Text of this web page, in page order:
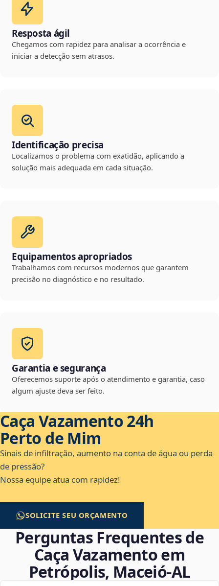
Resposta ágil
Chegamos com rapidez para analisar a ocorrência e
iniciar a detecção sem atrasos.
Identificação precisa
Localizamos o problema com exatidão, aplicando a
solução mais adequada em cada situação.
Equipamentos apropriados
Trabalhamos com recursos modernos que garantem
precisão no diagnóstico e no resultado.
Garantia e segurança
Oferecemos suporte após o atendimento e garantia, caso
algum ajuste deva ser feito.
Caça Vazamento 24h
Perto de Mim
Sinais de infiltração, aumento na conta de água ou perda
de pressão?
Nossa equipe atua com rapidez!
SOLICITE SEU ORÇAMENTO
Perguntas Frequentes de
Caça Vazamento em
Petrópolis, Maceió‑AL